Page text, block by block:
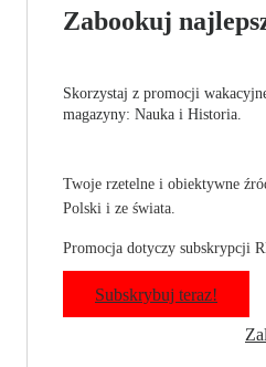
Zabookuj
Skorzystaj z promocji
magazyny: Nauka i Historia.
Twoje rzetelne i obiektywne
Polski i ze świata.
Promocja dotyczy subskrypcji
Subskrybuj teraz!